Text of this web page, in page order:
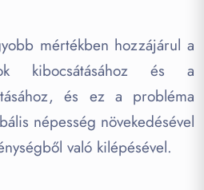
mértékben hozzájárul a
kibocsátásához és a
és ez a probléma
népesség növekedésével
való kilépésével.